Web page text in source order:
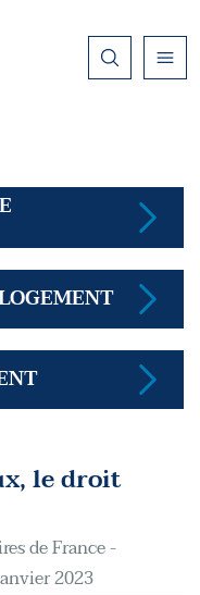
le droit
de France -
2023